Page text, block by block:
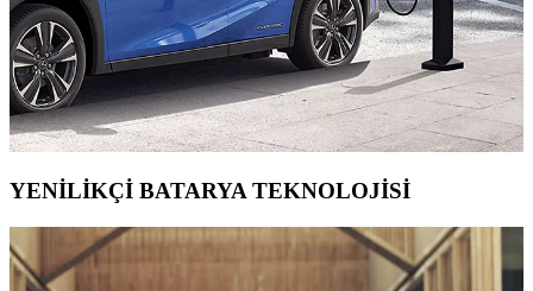
YENİLİKÇİ BATARYA TEKNOLOJİSİ